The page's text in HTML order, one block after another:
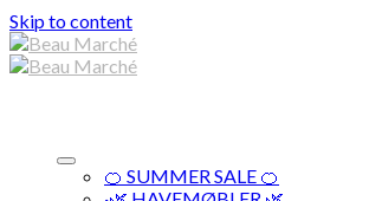
Skip to content
🍊 SUMMER SALE 🍊